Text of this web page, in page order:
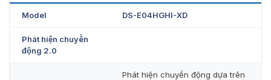
Model DS-E04HGHI-XD
Phát hiện chuyển
động 2.0
Phát hiện chuyển động dựa trên